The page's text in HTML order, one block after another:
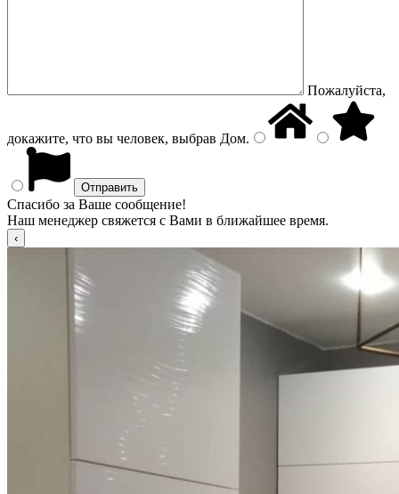
Пожалуйста,
докажите, что вы человек, выбрав Дом.
Спасибо за Ваше сообщение!
Наш менеджер свяжется с Вами в ближайшее время.